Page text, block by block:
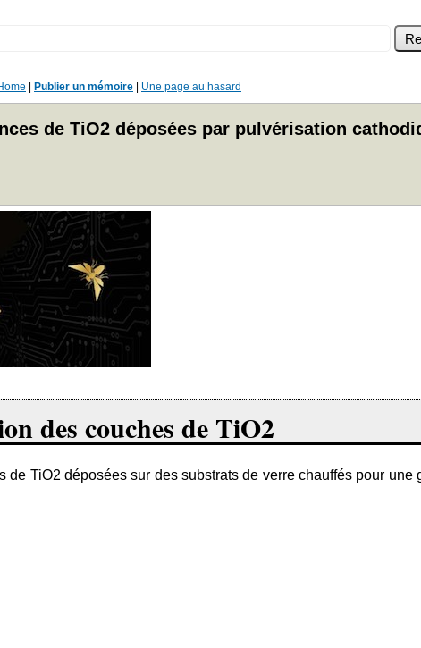
Publier un mémoire Une page au hasard
de TiO2 déposées par pulvérisation
des couches de TiO2
TiO2 déposées sur des substrats de verre chauffés pour